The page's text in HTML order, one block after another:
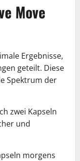
Move
Ergebnisse,
geteilt. Diese
Spektrum der
zwei Kapseln
und
morgens